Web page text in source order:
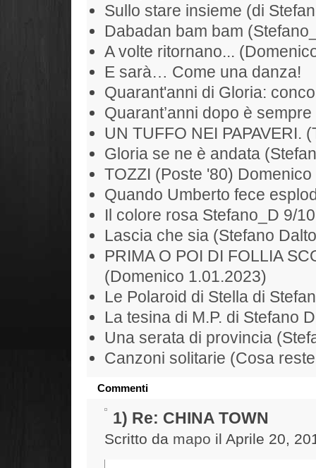
Sullo stare insieme (di
Dabadan bam bam
A volte ritornano...
E sarà… Come una danza!
Quarant'anni di Gloria:
Quarant’anni dopo è
UN TUFFO NEI PAPAVERI.
Gloria se ne è andata
TOZZI (Poste '80)
Quando Umberto fece
Il colore rosa Stefano_D 9/
Lascia che sia (Stefano
PRIMA O POI DI FOLLIA
(Domenico 1.01.2023)
Le Polaroid di Stella di
La tesina di M.P. di Stefano
Una serata di provincia
Canzoni solitarie (Cosa
Commenti
1) Re: CHINA TOWN
Scritto da mapo il Aprile 20,